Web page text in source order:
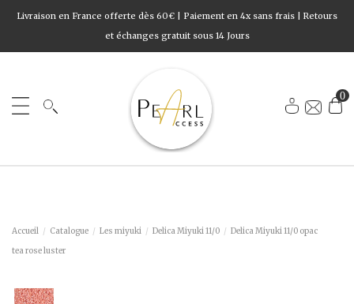
Livraison en France offerte dès 60€ | Paiement en 4x sans frais | Retours
et échanges gratuit sous 14 Jours
0
Accueil Catalogue Les miyuki Delica Miyuki 11/0
Delica Miyuki 11/0 opac
tea rose luster